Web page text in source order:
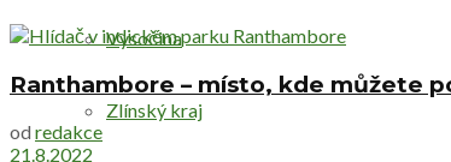
Vysočina
Zlínský kraj
Ranthambore – místo, kde můžete
od redakce
21.8.2022